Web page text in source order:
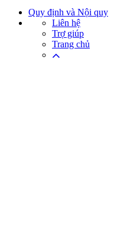
Quy định và Nội quy
Liên hệ
Trợ giúp
Trang chủ